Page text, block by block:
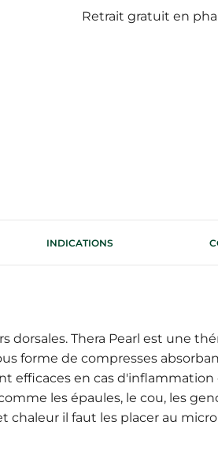
Retrait gratuit en
INDICATIONS
Thera Pearl est une
forme de compresses
en cas
les épaules, le cou, les
il faut les placer au